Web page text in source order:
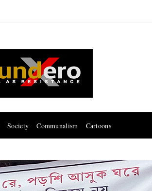
Society Communalism Cartoons